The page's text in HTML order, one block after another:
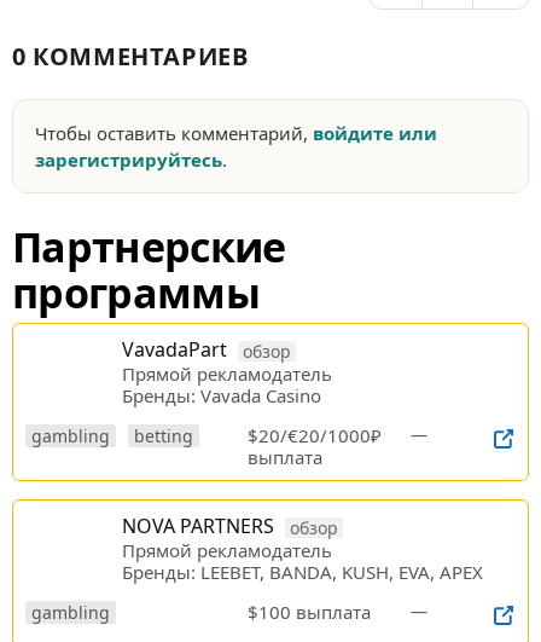
0 КОММЕНТАРИЕВ
Чтобы оставить комментарий, войдите или
зарегистрируйтесь.
Партнерские
программы
VavadaPart обзор
Прямой рекламодатель
Бренды: Vavada Casino
gambling betting
$20/€20/1000₽
выплата
—
NOVA PARTNERS обзор
Прямой рекламодатель
Бренды: LEEBET, BANDA, KUSH, EVA, APEX
gambling $100 выплата —